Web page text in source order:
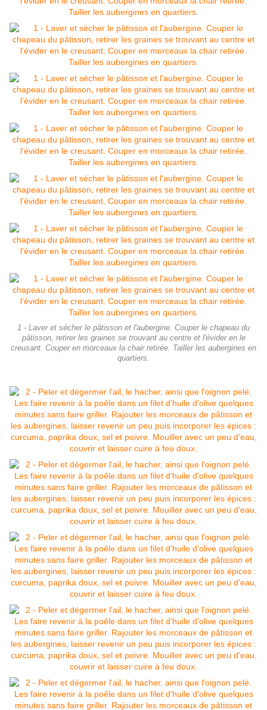
1 - Laver et sécher le pâtisson et l'aubergine. Couper le chapeau du
pâtisson, retirer les graines se trouvant au centre et l'évider en le
creusant. Couper en morceaux la chair retirée. Tailler les aubergines en
quartiers.